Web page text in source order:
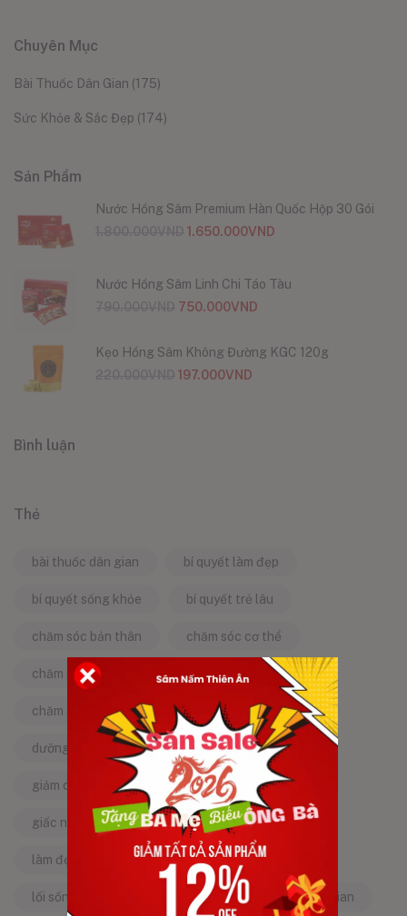
Chuyên Mục
Bài Thuốc Dân Gian (175)
Sức Khỏe & Sắc Đẹp (174)
Sản Phẩm
Nước Hồng Sâm Premium Hàn Quốc Hộp 30 Gói
1.650.000VND
Nước Hồng Sâm Linh Chi Táo Tàu
750.000VND
Kẹo Hồng Sâm Không Đường KGC 120g
197.000VND
Bình luận
Thẻ
bài thuốc dân gian bí quyết làm đẹp
bí quyết sống khỏe bí quyết trẻ lâu
chăm sóc bản thân chăm sóc cơ thể
chăm sóc da chăm sóc sức khỏe
chăm sóc sức khỏe tự nhiên chống lão hóa
dưỡng da tự nhiên dưỡng sinh
giảm căng thẳng giảm stress
giấc ngủ ngon kinh nghiệm dân gian
làm đẹp từ bên trong làm đẹp tự nhiên
lối sống lành mạnh mật ong mẹo dân gian